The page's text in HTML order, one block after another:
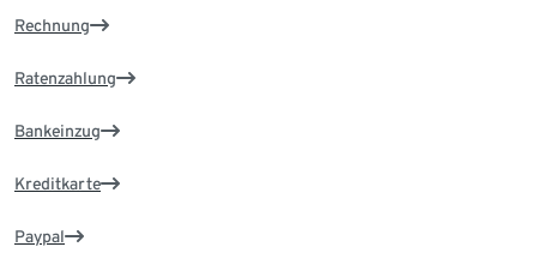
Rechnung
Ratenzahlung
Bankeinzug
Kreditkarte
Paypal